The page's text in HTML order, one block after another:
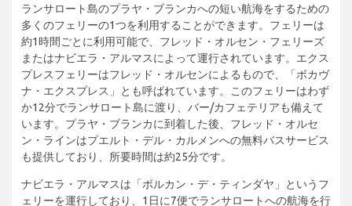
ランサロート島のプラヤ・ブランカへの短い航海をするための
多くのフェリーの1つを利用することができます。フェリーは
約1時間ごとに利用可能で、フレッド・オルセン・フェリーズ
またはナビエラ・アルマスによって運行されています。エクス
プレスフェリーはフレッド・オルセンによるもので、「ボカヴ
ナ・エクスプレス」とも呼ばれています。このフェリーはわず
か12分でランサロート島に渡り、バー/カフェテリアも備えて
います。プラヤ・ブランカに到着した後、フレッド・オルセ
ン・ラインはプエルト・デル・カルメンへの無料バスサービス
も提供しており、所要時間は約25分です。
ナビエラ・アルマスは「ボルカン・デ・ティンダヤ」というフ
ェリーを運行しており、1日に7便でランサロートへの航海を行